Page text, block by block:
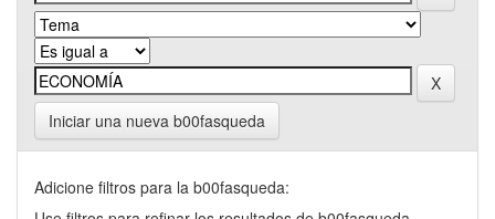
Iniciar una nueva b00fasqueda
Adicione filtros para la b00fasqueda: